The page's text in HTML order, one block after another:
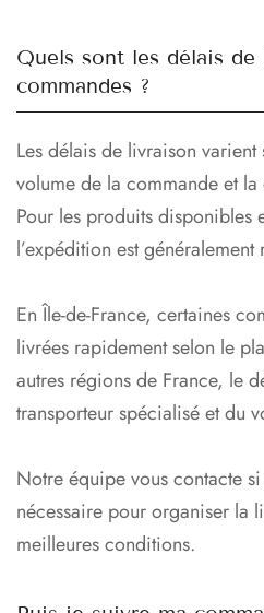
Quels sont les délais
commandes ?
Les délais de livraison
volume de la commande et
Pour les produits disponibles
l’expédition est généralement
En Île-de-France, certaines
livrées rapidement selon le
autres régions de France, le
transporteur spécialisé et du
Notre équipe vous contacte
nécessaire pour organiser la
meilleures conditions.